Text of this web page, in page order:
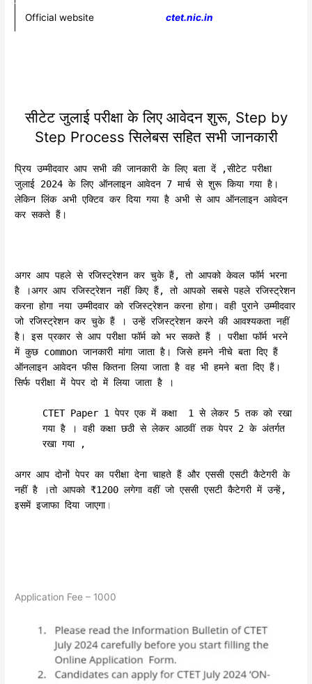
Official website ctet.nic.in
सीटेट जुलाई परीक्षा के लिए आवेदन शुरू, Step by
Step Process सिलेबस सहित सभी जानकारी
प्रिय उम्मीदवार आप सभी की जानकारी के लिए बता दें ,सीटेट परीक्षा
जुलाई 2024 के लिए ऑनलाइन आवेदन 7 मार्च से शुरू किया गया है।
लेकिन लिंक अभी एक्टिव कर दिया गया है अभी से आप ऑनलाइन आवेदन
कर सकते हैं।
अगर आप पहले से रजिस्ट्रेशन कर चुके हैं, तो आपको केवल फॉर्म भरना
है ।अगर आप रजिस्ट्रेशन नहीं किए हैं, तो आपको सबसे पहले रजिस्ट्रेशन
करना होगा नया उम्मीदवार को रजिस्ट्रेशन करना होगा। वही पुराने उम्मीदवार
जो रजिस्ट्रेशन कर चुके हैं । उन्हें रजिस्ट्रेशन करने की आवश्यकता नहीं
है। इस प्रकार से आप परीक्षा फॉर्म को भर सकते हैं । परीक्षा फॉर्म भरने
में कुछ common जानकारी मांगा जाता है। जिसे हमने नीचे बता दिए हैं
ऑनलाइन आवेदन फीस कितना लिया जाता है वह भी हमने बता दिए हैं।
सिर्फ परीक्षा में पेपर दो में लिया जाता है ।
CTET Paper 1 पेपर एक में कक्षा 1 से लेकर 5 तक को रखा
गया है । वही कक्षा छठी से लेकर आठवीं तक पेपर 2 के अंतर्गत
रखा गया ,
अगर आप दोनों पेपर का परीक्षा देना चाहते हैं और एससी एसटी कैटेगरी के
नहीं है ।तो आपको ₹1200 लगेगा वहीं जो एससी एसटी कैटेगरी में उन्हें,
इसमें इजाफा दिया जाएगा।
Application Fee – 1000